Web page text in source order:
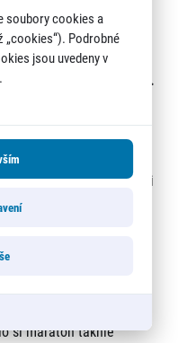
tom, že se česká
pro radost, přibývá.
že uběhnou
vší vážností. Maraton už
z gauče, abyste si
natrénovat na to,
lepšího výkonu.
cíle. Já vlastně občas
chtějí překonat nějaký
dají si banán a užijí
si maraton takhle
soubory cookies a
„cookies“). Podrobné
jsou uvedeny v
.